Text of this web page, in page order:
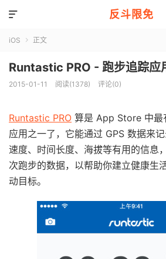
反斗限免

iOS  正文
Runtastic PRO - 跑步追踪应
2015-01-11 阅读(1378) 评论(0)
Runtastic PRO 算是 App Store 中最
应用之一了，它能通过 GPS 数据来记
速度、时间长度、海拔等有用的信息
次跑步的数据，以帮助你建立健康生
动目标。